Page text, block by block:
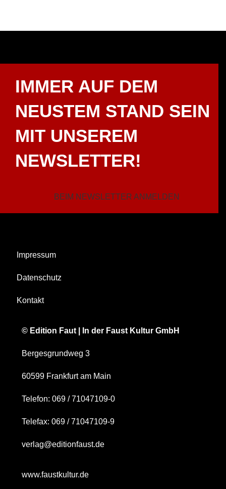
IMMER AUF DEM
NEUSTEM STAND SEIN
MIT UNSEREM
NEWSLETTER!
BEIM NEWSLETTER ANMELDEN
Impressum
Datenschutz
Kontakt
© Edition Faut | In der Faust Kultur GmbH
Bergesgrundweg 3
60599 Frankfurt am Main
Telefon: 069 / 71047109-0
Telefax: 069 / 71047109-9
verlag@editionfaust.de
www.faustkultur.de